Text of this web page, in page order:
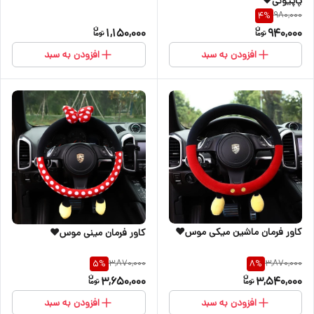
980,000
4%
940,000
افزودن به سبد
1,150,000
افزودن به سبد
کاور فرمان ماشین میکی موس♥️
3,870,000
8%
3,540,000
افزودن به سبد
کاور فرمان مینی موس♥️
3,870,000
5%
3,650,000
افزودن به سبد